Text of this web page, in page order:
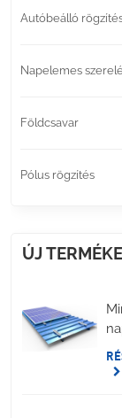
Autóbeálló
Napelemes
Földcsavar
Pólus rögzítés
ÚJ